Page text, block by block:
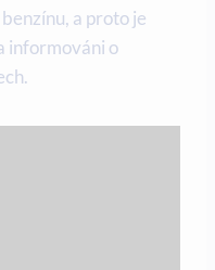
a proto je
informováni o